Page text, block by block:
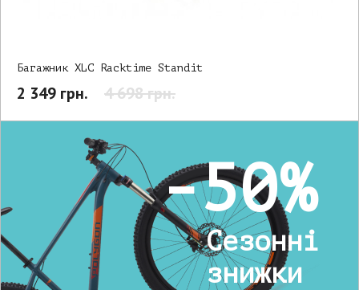
Багажник XLC Racktime Standit
2 349 грн. 4 698 грн.
-50%
Сезонні
знижки